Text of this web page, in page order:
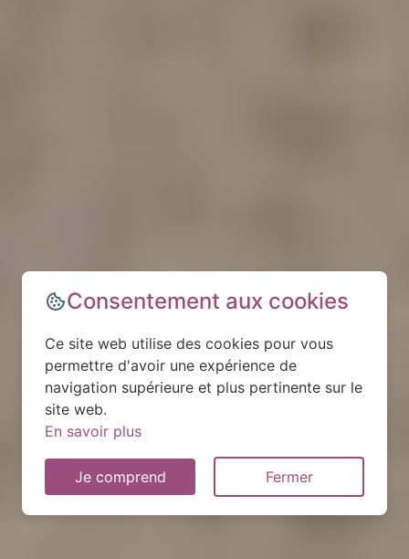
Consentement aux cookies
Ce site web utilise des cookies pour vous
permettre d'avoir une expérience de
navigation supérieure et plus pertinente sur le
site web.
En savoir plus
Je comprend Fermer